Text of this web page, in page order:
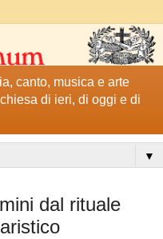
canto, musica e arte
di ieri, di oggi e di
▼
dal rituale